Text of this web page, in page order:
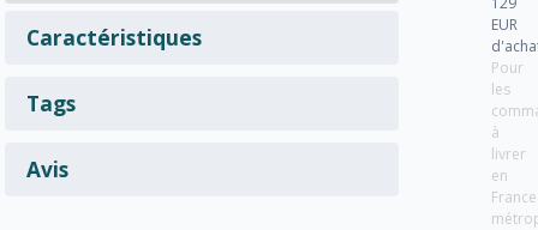
Caractéristiques
Tags
Avis
EUR
Pour
les
à
livrer
en
France